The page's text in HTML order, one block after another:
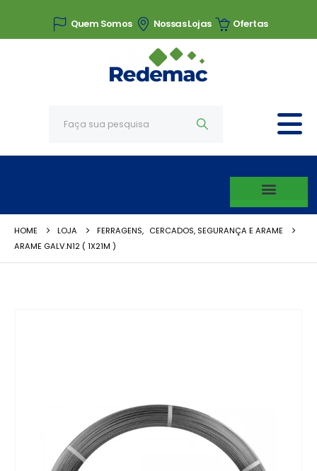
Quem Somos Nossas Lojas Ofertas
HOME LOJA FERRAGENS, CERCADOS, SEGURANÇA E ARAME
ARAME GALV.N12 ( 1X21M )